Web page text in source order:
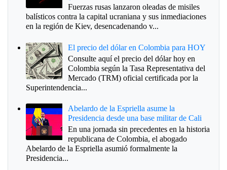
Fuerzas rusas lanzaron oleadas de misiles
balísticos contra la capital ucraniana y sus inmediaciones
en la región de Kiev, desencadenando v...
El precio del dólar en Colombia para HOY
Consulte aquí el precio del dólar hoy en
Colombia según la Tasa Representativa del
Mercado (TRM) oficial certificada por la
Superintendencia...
Abelardo de la Espriella asume la
Presidencia desde una base militar de Cali
En una jornada sin precedentes en la historia
republicana de Colombia, el abogado
Abelardo de la Espriella asumió formalmente la
Presidencia...